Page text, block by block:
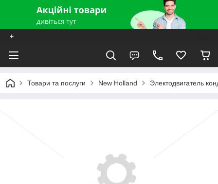
+
Товари та послуги New Holland Электодвигатель